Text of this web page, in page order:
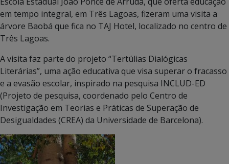
em tempo integral, em Três Lagoas, fizeram uma visita a
árvore Baobá que fica no TAJ Hotel, localizado no centro de
Três Lagoas.
A visita faz parte do projeto “Tertúlias Dialógicas
Literárias”, uma ação educativa que visa superar o fracasso
e a evasão escolar, inspirado na pesquisa INCLUD-ED
(Projeto de pesquisa, coordenado pelo Centro de
Investigação em Teorias e Práticas de Superação de
Desigualdades (CREA) da Universidade de Barcelona).